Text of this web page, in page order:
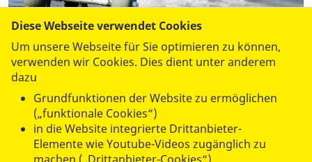
Bewirken Sie etwas. Mit Ihrer ASB-Mitgliedschaft.
Werden Sie Samariter!
Mehr lesen
Diese Webseite verwendet Cookies
Um unsere Webseite für Sie optimieren zu können,
verwenden wir Cookies. Dies dient unter anderem
dazu
Grundfunktionen der Website zu ermöglichen
(„funktionale Cookies“)
in die Website integrierte Drittanbieter-
Elemente wie Youtube-Videos zugänglich zu